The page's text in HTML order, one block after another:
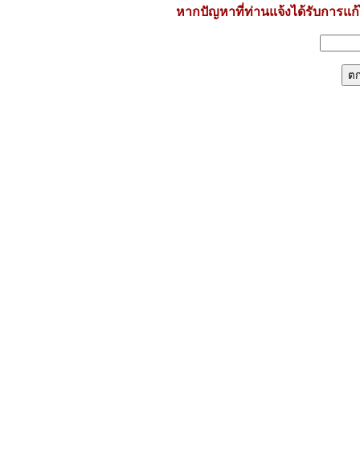
หากปัญหาที่ท่านแจ้งได้รับการแ